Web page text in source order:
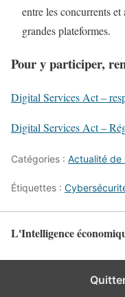
entre les concurrents
grandes plateformes.
Pour y participer,
Digital Services Act –
Digital Services Act –
Catégories : Actualité de
Étiquettes :
L'Intelligence